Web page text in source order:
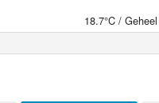
18.7°C /